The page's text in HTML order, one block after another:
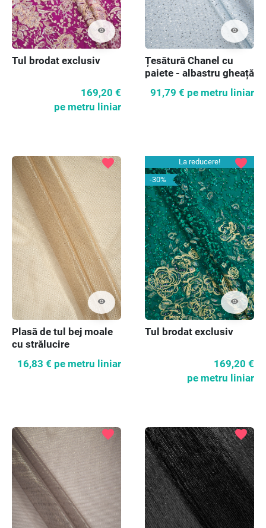
visibility
Tul brodat exclusiv
169,20 €
pe metru liniar
visibility
Țesătură Chanel cu
paiete - albastru gheață
91,79 € pe metru liniar
visibility
favorite
Plasă de tul bej moale
cu strălucire
16,83 € pe metru liniar
La reducere!
-30%
visibility
favorite
Tul brodat exclusiv
169,20 €
pe metru liniar
favorite favorite